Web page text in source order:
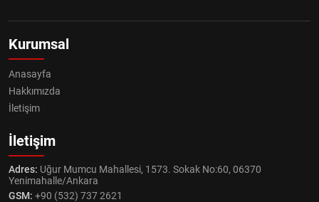
Kurumsal
Anasayfa
Hakkımızda
İletişim
İletişim
Adres: Uğur Mumcu Mahallesi, 1573. Sokak No:60, 06370
Yenimahalle/Ankara
GSM: +90 (532) 737 2621